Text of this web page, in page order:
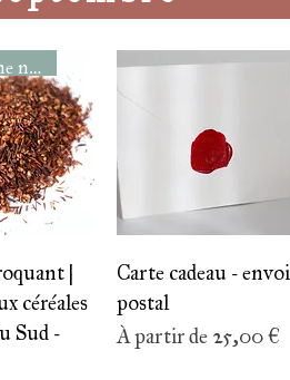
rapide |
céréales
Sud -
Aperçu rapide
Carte cadeau - envoi
postal
À partir de 25,00 €
Prix promotionnel